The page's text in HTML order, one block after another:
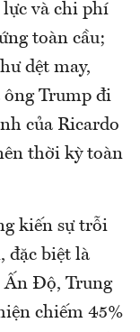
lực và chi phí
toàn cầu;
dệt may,
ông Trump đi
của Ricardo
thời kỳ toàn
kiến sự trỗi
đặc biệt là
Ấn Độ, Trung
chiếm 45%